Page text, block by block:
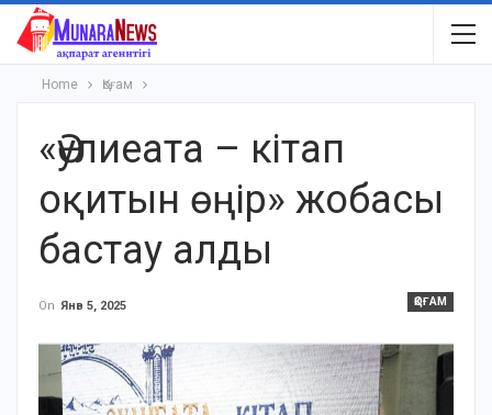
Home Қоғам
«Әулиеата – кітап
оқитын өңір» жобасы
бастау алды
ҚОҒАМ
On Янв 5, 2025